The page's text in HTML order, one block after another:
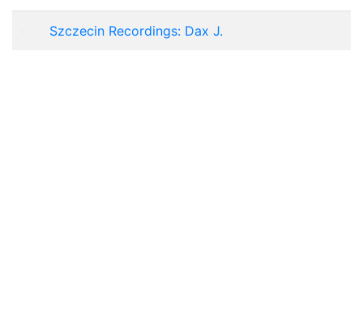
Szczecin Recordings: Dax J.